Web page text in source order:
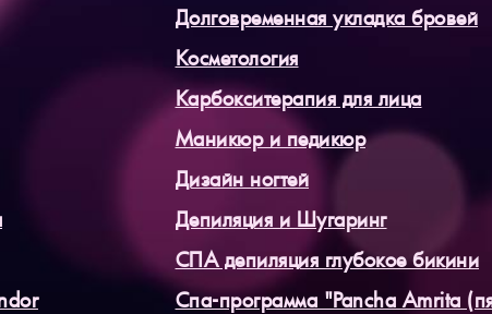
Долговременная укладка бровей
Косметология
Карбокситерапия для лица
Маникюр и педикюр
Дизайн ногтей
Депиляция и Шугаринг
СПА депиляция глубокое бикини
Спа-программа "Pancha Amrita